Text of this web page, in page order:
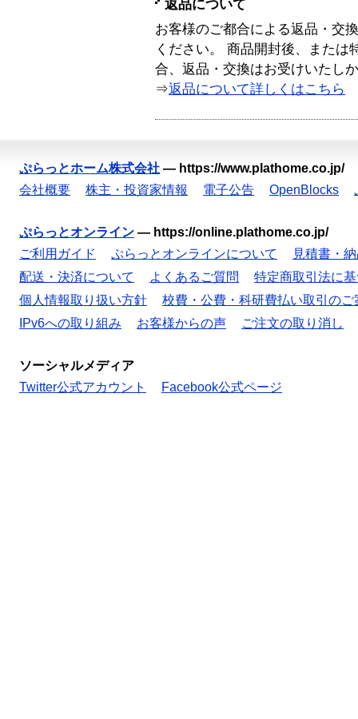
返品について
お客様のご都合による返品・交
ください。 商品開封後、または
合、返品・交換はお受けいたし
⇒返品について詳しくはこちら
ぷらっとホーム株式会社 — https://www.plathome.co.jp/
会社概要
株主・投資家情報 電子公告 OpenBlocks
ぷらっとオンライン — https://online.plathome.co.jp/
ご利用ガイド
ぷらっとオンラインについて
見積書・
配送・決済について
よくあるご質問
特定商取引法に
個人情報取り扱い方針
校費・公費・科研費払い取引のご
IPv6への取り組み
お客様からの声 ご注文の取り消し
ソーシャルメディア
Twitter公式アカウント
Facebook公式ページ